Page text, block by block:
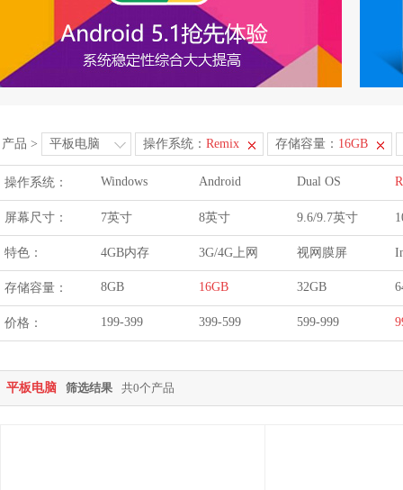
产品 > 平板电脑 操作系统： Remix 存储容量： 16GB
操作系统： Windows Android Dual OS
屏幕尺寸： 7英寸 8英寸 9.6/9.7英寸
特色： 4GB内存 3G/4G上网 视网膜屏
存储容量： 8GB 16GB 32GB
价格： 199-399 399-599 599-999
平板电脑 筛选结果 共0个产品